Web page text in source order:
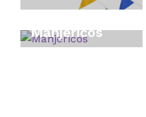
Manjericos